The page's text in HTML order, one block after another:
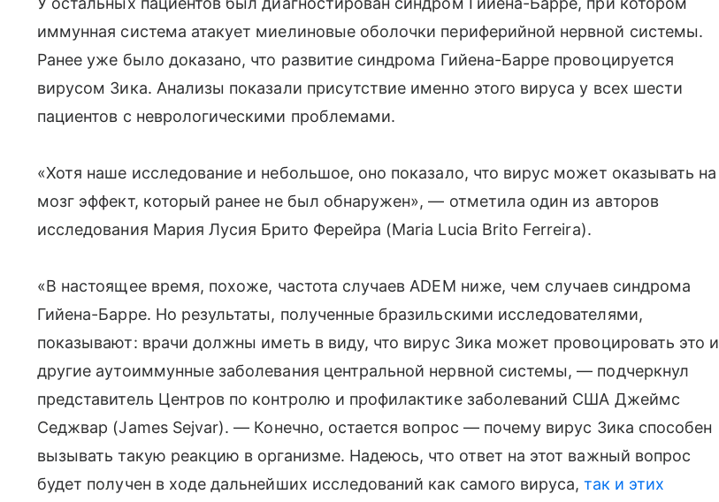
иммунная система атакует миелиновые оболочки периферийной нервной системы.
Ранее уже было доказано, что развитие синдрома Гийена-Барре провоцируется
вирусом Зика. Анализы показали присутствие именно этого вируса у всех шести
пациентов с неврологическими проблемами.
«Хотя наше исследование и небольшое, оно показало, что вирус может оказывать на
мозг эффект, который ранее не был обнаружен», — отметила один из авторов
исследования Мария Лусия Брито Ферейра (Maria Lucia Brito Ferreira).
«В настоящее время, похоже, частота случаев ADEM ниже, чем случаев синдрома
Гийена-Барре. Но результаты, полученные бразильскими исследователями,
показывают: врачи должны иметь в виду, что вирус Зика может провоцировать это и
другие аутоиммунные заболевания центральной нервной системы, — подчеркнул
представитель Центров по контролю и профилактике заболеваний США Джеймс
Седжвар (James Sejvar). — Конечно, остается вопрос — почему вирус Зика способен
вызывать такую реакцию в организме. Надеюсь, что ответ на этот важный вопрос
будет получен в ходе дальнейших исследований как самого вируса,так и этих